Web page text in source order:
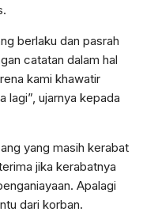
berlaku dan pasrah
catatan dalam hal
kami khawatir
lagi”, ujarnya kepada
yang masih kerabat
jika kerabatnya
Apalagi
dari korban.